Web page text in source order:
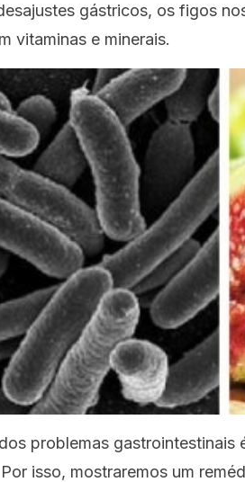
gástricos, os figos
vitaminas e minerais.
problemas gastrointestinais
isso, mostraremos um